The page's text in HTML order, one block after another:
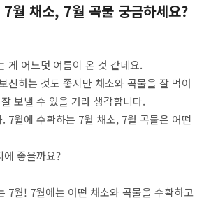
월 채소, 7월 곡물 궁금하세요?
게 어느덧 여름이 온 것 같네요.
신하는 것도 좋지만 채소와 곡물을 잘 먹어
보낼 수 있을 거라 생각합니다.
7월에 수확하는 7월 채소, 7월 곡물은 어떤
에 좋을까요?
7월! 7월에는 어떤 채소와 곡물을 수확하고